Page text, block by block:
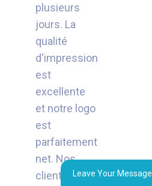
plusieurs
jours. La
qualité
d'impression
est
excellente
et notre logo
est
parfaitement
net. Nos
clients ontLeave Your Message